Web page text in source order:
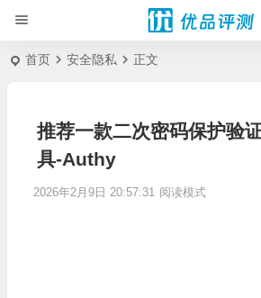
首页 安全隐私 正文
推荐一款二次密码保护验
具-Authy
2026年2月9日 20:57:31 阅读模式